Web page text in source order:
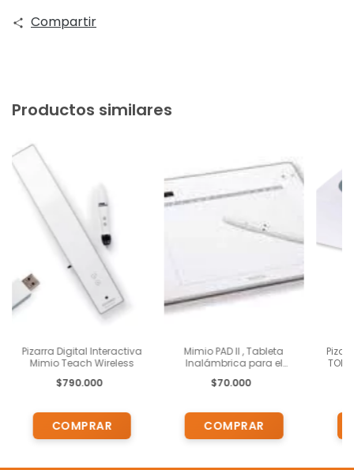
Compartir
Productos similares
Pizarra Digital Interactiva
Mimio Teach Wireless
$790.000
Mimio PAD II , Tableta
Inalámbrica para el
$70.000